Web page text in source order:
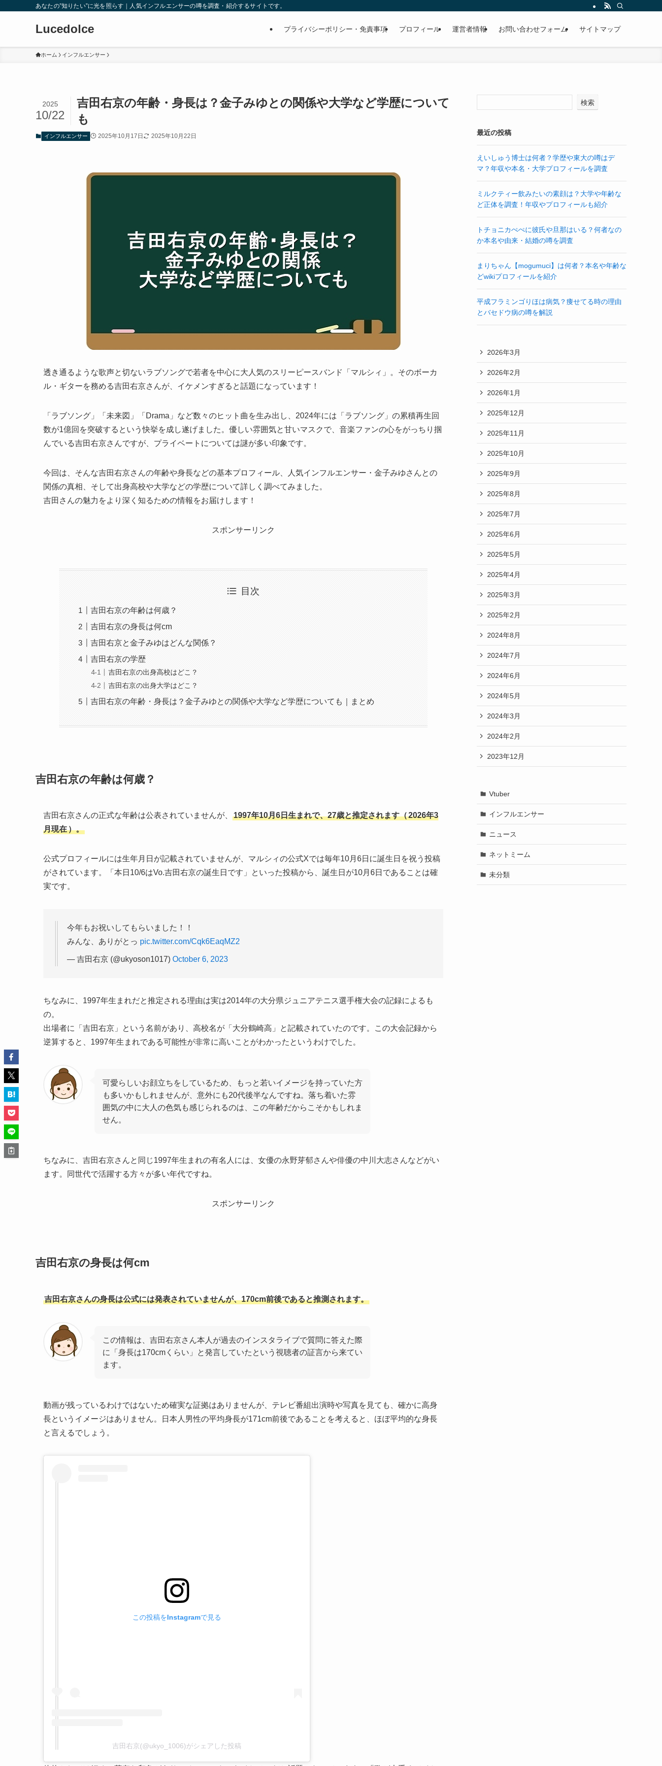
あなたの”知りたい”に光を照らす｜人気インフルエンサーの噂を調査・紹介するサイトです。
Lucedolce プライバシーポリシー・免責事項 プロフィール 運営者情報 お問い合わせフォーム サイトマップ
ホーム インフルエンサー
吉田右京の年齢・身長は？金子みゆとの関係や大学など学歴について
も
2025
10/22
インフルエンサー 2025年10月17日 2025年10月22日
透き通るような歌声と切ないラブソングで若者を中心に大人気のスリーピースバンド「マルシィ」。そのボーカ
ル・ギターを務める吉田右京さんが、イケメンすぎると話題になっています！
「ラブソング」「未来図」「Drama」など数々のヒット曲を生み出し、2024年には「ラブソング」の累積再生回
数が1億回を突破するという快挙を成し遂げました。優しい雰囲気と甘いマスクで、音楽ファンの心をがっちり掴
んでいる吉田右京さんですが、プライベートについては謎が多い印象です。
今回は、そんな吉田右京さんの年齢や身長などの基本プロフィール、人気インフルエンサー・金子みゆさんとの
関係の真相、そして出身高校や大学などの学歴について詳しく調べてみました。
吉田さんの魅力をより深く知るための情報をお届けします！
スポンサーリンク
目次
吉田右京の年齢は何歳？
吉田右京の身長は何cm
吉田右京と金子みゆはどんな関係？
吉田右京の学歴
吉田右京の出身高校はどこ？
吉田右京の出身大学はどこ？
吉田右京の年齢・身長は？金子みゆとの関係や大学など学歴についても｜まとめ
吉田右京の年齢は何歳？
吉田右京さんの正式な年齢は公表されていませんが、 1997年10月6日生まれで、27歳と推定されます（2026年3
月現在）。
公式プロフィールには生年月日が記載されていませんが、マルシィの公式Xでは毎年10月6日に誕生日を祝う投稿
がされています。「本日10/6はVo.吉田右京の誕生日です」といった投稿から、誕生日が10月6日であることは確
実です。
今年もお祝いしてもらいました！！
みんな、ありがとっ pic.twitter.com/Cqk6EaqMZ2
— 吉田右京 (@ukyoson1017) October 6, 2023
ちなみに、1997年生まれだと推定される理由は実は2014年の大分県ジュニアテニス選手権大会の記録によるも
の。
出場者に「吉田右京」という名前があり、高校名が「大分鶴崎高」と記載されていたのです。この大会記録から
逆算すると、1997年生まれである可能性が非常に高いことがわかったというわけでした。
可愛らしいお顔立ちをしているため、もっと若いイメージを持っていた方
も多いかもしれませんが、意外にも20代後半なんですね。落ち着いた雰
囲気の中に大人の色気も感じられるのは、この年齢だからこそかもしれま
せん。
ちなみに、吉田右京さんと同じ1997年生まれの有名人には、女優の永野芽郁さんや俳優の中川大志さんなどがい
ます。同世代で活躍する方々が多い年代ですね。
スポンサーリンク
吉田右京の身長は何cm
吉田右京さんの身長は公式には発表されていませんが、170cm前後であると推測されます。
この情報は、吉田右京さん本人が過去のインスタライブで質問に答えた際
に「身長は170cmくらい」と発言していたという視聴者の証言から来てい
ます。
動画が残っているわけではないため確実な証拠はありませんが、テレビ番組出演時や写真を見ても、確かに高身
長というイメージはありません。日本人男性の平均身長が171cm前後であることを考えると、ほぼ平均的な身長
と言えるでしょう。
この投稿をInstagramで見る
吉田右京(@ukyo_1006)がシェアした投稿
検索
最近の投稿
えいしゅう博士は何者？学歴や東大の噂はデ
マ？年収や本名・大学プロフィールを調査
ミルクティー飲みたいの素顔は？大学や年齢な
ど正体を調査！年収やプロフィールも紹介
トチョニカぺぺに彼氏や旦那はいる？何者なの
か本名や由来・結婚の噂を調査
まりちゃん【mogumuci】は何者？本名や年齢な
どwikiプロフィールを紹介
平成フラミンゴりほは病気？痩せてる時の理由
とバセドウ病の噂を解説
2026年3月
2026年2月
2026年1月
2025年12月
2025年11月
2025年10月
2025年9月
2025年8月
2025年7月
2025年6月
2025年5月
2025年4月
2025年3月
2025年2月
2024年8月
2024年7月
2024年6月
2024年5月
2024年3月
2024年2月
2023年12月
Vtuber
インフルエンサー
ニュース
ネットミーム
未分類